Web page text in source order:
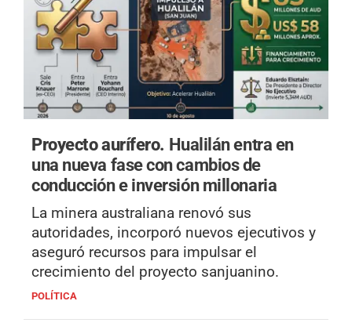
Proyecto aurífero. Hualilán entra en
una nueva fase con cambios de
conducción e inversión millonaria
La minera australiana renovó sus
autoridades, incorporó nuevos ejecutivos y
aseguró recursos para impulsar el
crecimiento del proyecto sanjuanino.
POLÍTICA